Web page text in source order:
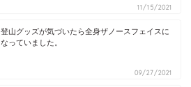
11/15/2021
登山グッズが気づいたら全身ザノースフェイスに
なっていました。
09/27/2021